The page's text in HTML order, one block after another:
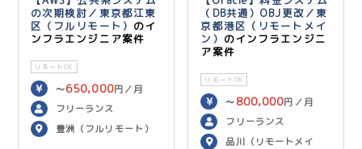
の次期検討／東京都江東
区（フルリモート） のイ
ンフラエンジニア案件
リモートOK
〜650,000円／月
フリーランス
豊洲（フルリモート）
（DB共通）OBJ更改／東
京都港区（リモートメイ
ン） のインフラエンジニ
ア案件
リモートOK
〜 800,000円／月
フリーランス
品川（リモートメイ